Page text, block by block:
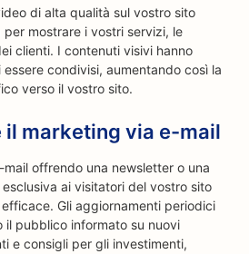
di alta qualità sul vostro sito
mostrare i vostri servizi, le
clienti. I contenuti visivi hanno
condivisi, aumentando così la
verso il vostro sito.
il marketing via e-mail
offrendo una newsletter o una
ai visitatori del vostro sito
Gli aggiornamenti periodici
il pubblico informato su nuovi
e consigli per gli investimenti,